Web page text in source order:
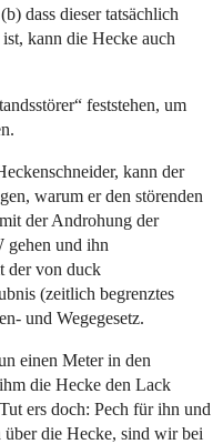
dass dieser tatsächlich
kann die Hecke auch
feststehen, um
kann der
warum er den störenden
der Androhung der
gehen und ihn
der von duck
(zeitlich begrenztes
und Wegegesetz.
einen Meter in den
die Hecke den Lack
ers doch: Pech für ihn und
die Hecke, sind wir bei